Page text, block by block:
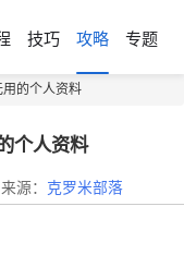
技巧 攻略 专题
的个人资料
个人资料
来源： 克罗米部落